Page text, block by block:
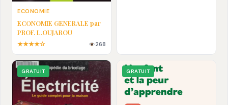
ECONOMIE
ECONOMIE GENERALE par
PROF. L.OUJAROU
★★★★☆ 268
GRATUIT GRATUIT